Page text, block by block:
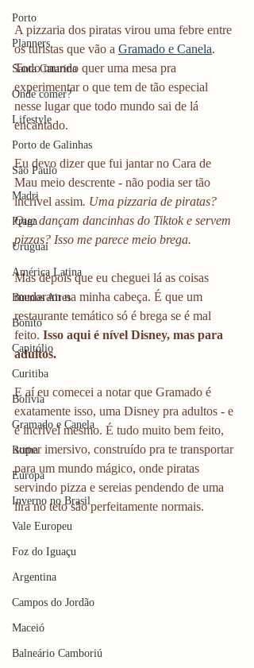
Porto
Planners
Santa Catarina
Onde comer?
Lifestyle
Porto de Galinhas
São Paulo
Madri
Praga
Uruguai
América Latina
Buenos Aires
Bonito
Capitólio
Curitiba
Bolívia
Gramado e Canela
Roma
Europa
Inverno no Brasil
Vale Europeu
Foz do Iguaçu
Argentina
Campos do Jordão
Maceió
Balneário Camboriú
A pizzaria dos piratas virou uma febre entre
os turistas que vão a Gramado e Canela.
Todo mundo quer uma mesa pra
experimentar o que tem de tão especial
nesse lugar que todo mundo sai de lá
encantado.
Eu devo dizer que fui jantar no Cara de
Mau meio descrente - não podia ser tão
incrível assim. Uma pizzaria de piratas?
Que dançam dancinhas do Tiktok e servem
pizzas? Isso me parece meio brega.
Mas depois que eu cheguei lá as coisas
mudaram na minha cabeça. É que um
restaurante temático só é brega se é mal
feito. Isso aqui é nível Disney, mas para
adultos.
E aí eu comecei a notar que Gramado é
exatamente isso, uma Disney pra adultos - e
é incrível mesmo. É tudo muito bem feito,
super imersivo, construído pra te transportar
para um mundo mágico, onde piratas
servindo pizza e sereias pendendo de uma
lira no teto são perfeitamente normais.